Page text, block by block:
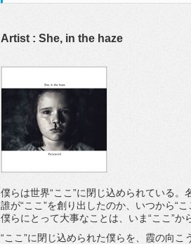
Artist : She, in the haze
僕らは世界“ここ”に閉じ込められている。
誰が“ここ”を創り出したのか、いつから“
僕らにとって大事なことは、いま“ここ”か
“ここ”に閉じ込められた僕らを、霞の向こ